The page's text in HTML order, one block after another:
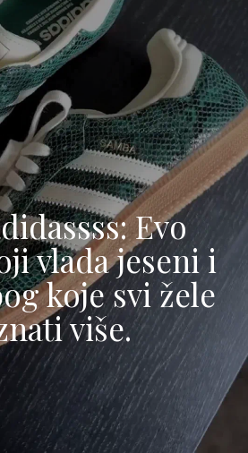
Evo
vlada jeseni i
koje svi žele
više.